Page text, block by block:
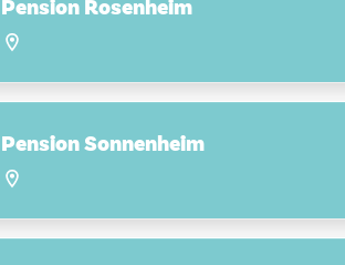
Pension Rosenheim
Pension Sonnenheim